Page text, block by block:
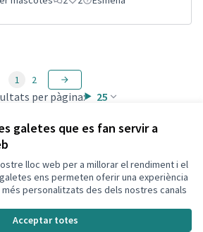
galetes que es fan servir a
lloc web per a millorar el rendiment i el
ens permeten oferir una experiència
personalitzats des dels nostres canals
Acceptar totes
per pàgina: 25
1 2
a YouTube
a GitHub